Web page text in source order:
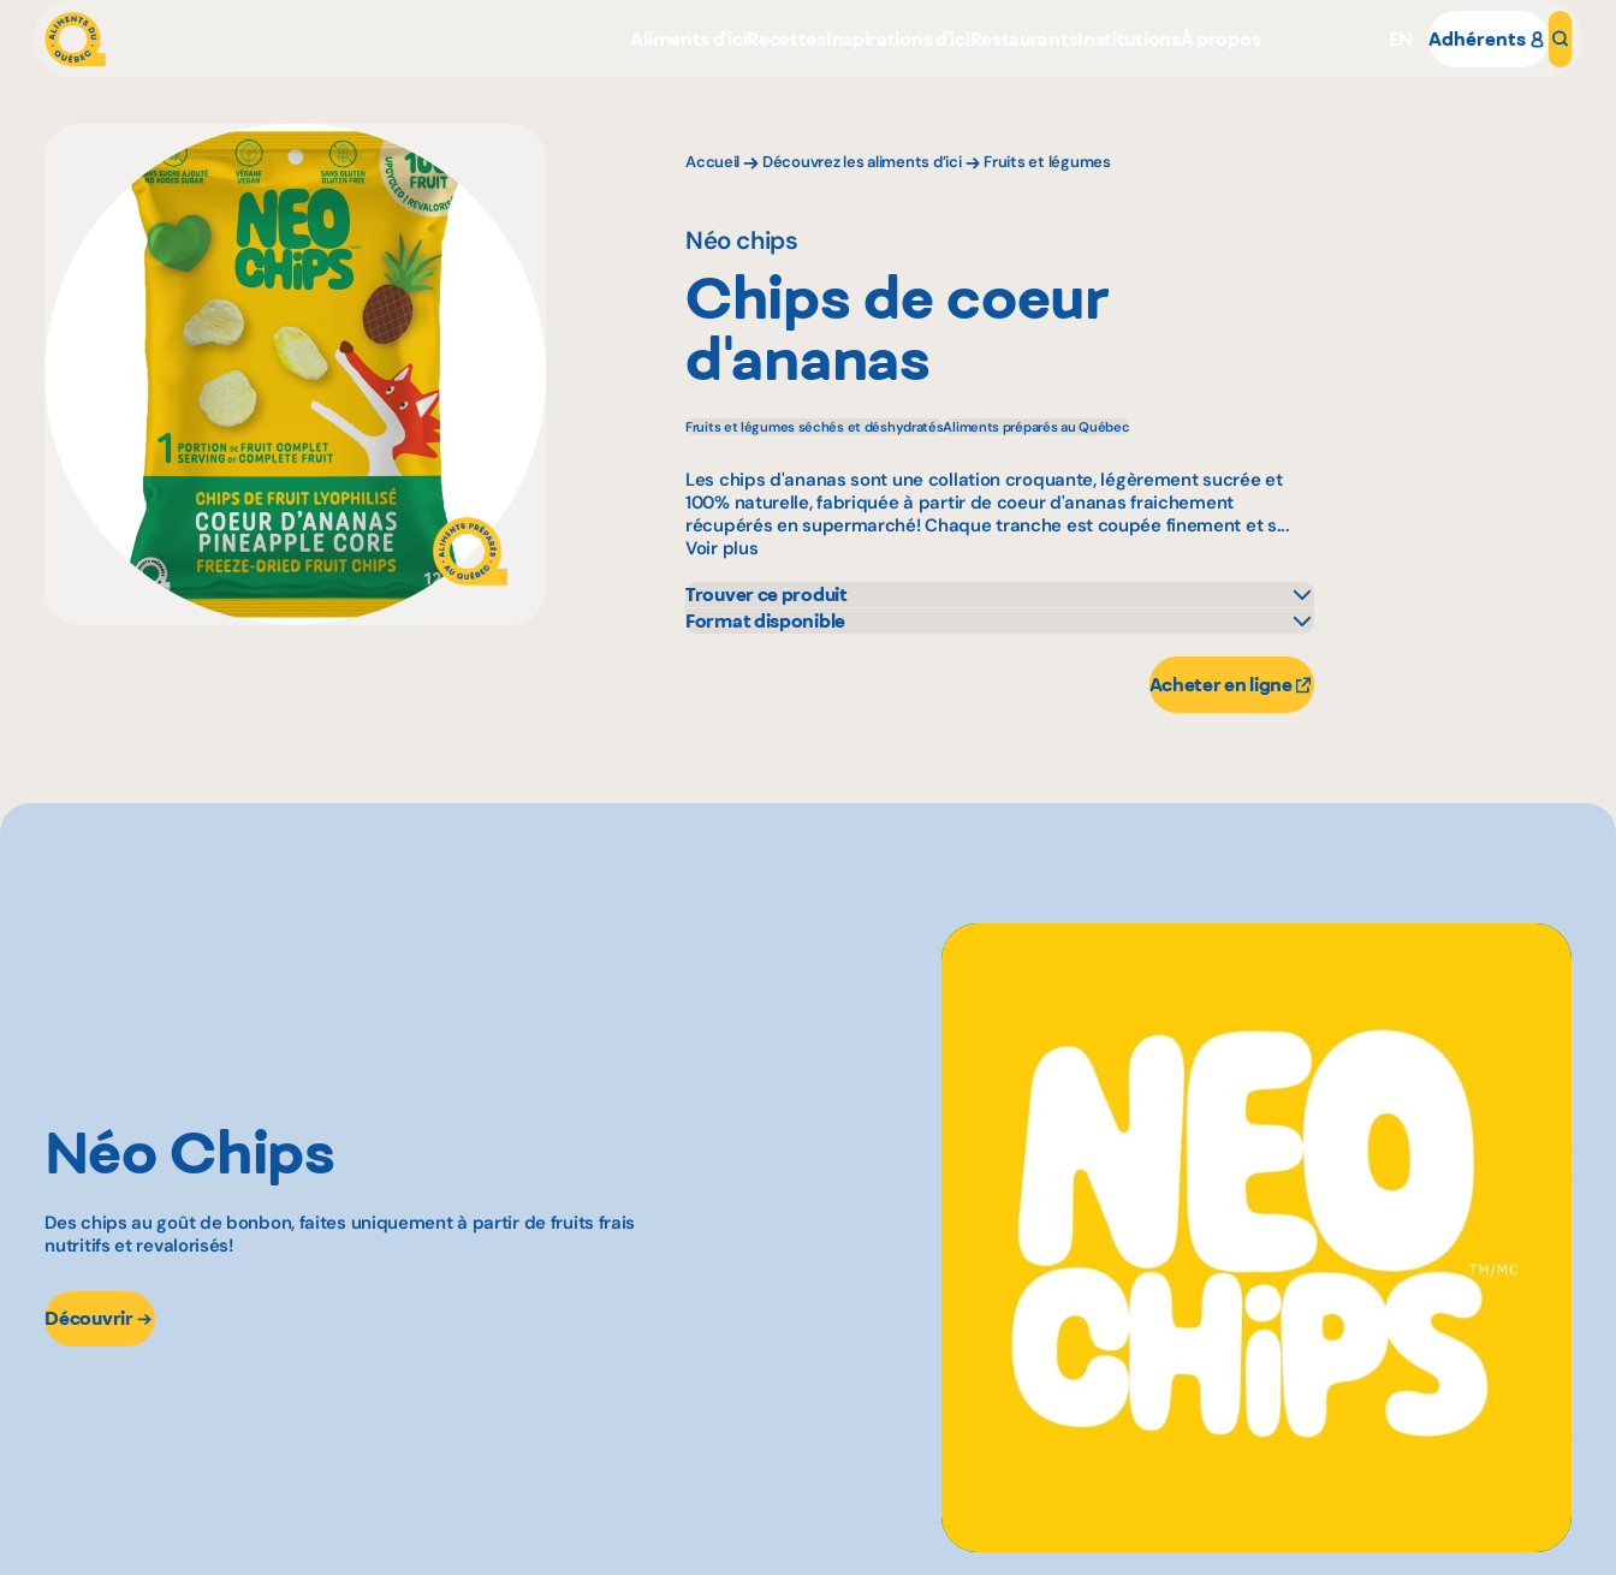
Adhérents
Accueil Découvrez les aliments d’ici Fruits et légumes
Néo chips
Chips de coeur
d'ananas
Fruits et légumes séchés et déshydratésAliments préparés au Québec
Les chips d'ananas sont une collation croquante, légèrement sucrée et
100% naturelle, fabriquée à partir de coeur d'ananas fraichement
récupérés en supermarché! Chaque tranche est coupée finement et s...
Voir plus
Trouver ce produit
IGA
Format disponible
Acheter en ligne
Néo Chips
Des chips au goût de bonbon, faites uniquement à partir de fruits frais
nutritifs et revalorisés!
Découvrir